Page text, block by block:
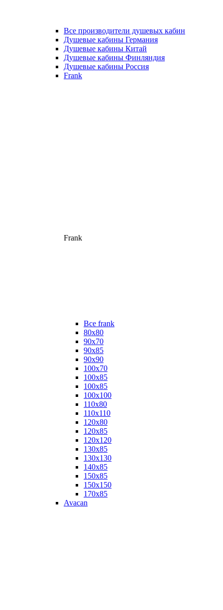
Все производители душевых кабин
Душевые кабины Германия
Душевые кабины Китай
Душевые кабины Финляндия
Душевые кабины Россия
Frank
Frank
Все frank
80х80
90х70
90х85
90х90
100х70
100х85
100х85
100х100
110х80
110х110
120х80
120х85
120х120
130х85
130х130
140х85
150х85
150х150
170х85
Avacan